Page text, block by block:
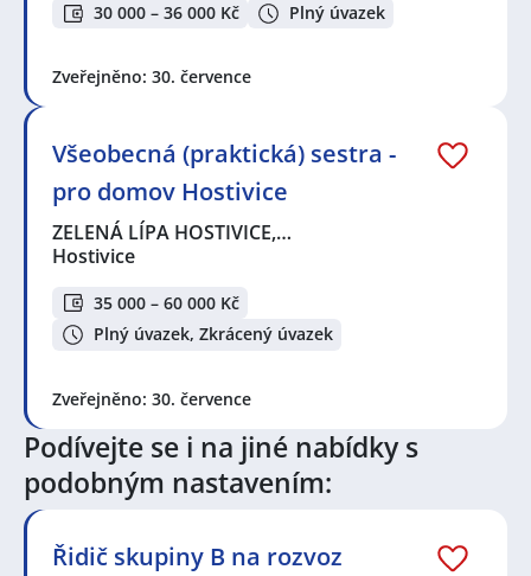
30 000 – 36 000 Kč Plný úvazek
Zveřejněno: 30. července
Všeobecná (praktická) sestra -
pro domov Hostivice
ZELENÁ LÍPA HOSTIVICE,…
Hostivice
35 000 – 60 000 Kč
Plný úvazek, Zkrácený úvazek
Zveřejněno: 30. července
Podívejte se i na jiné nabídky s
podobným nastavením:
Řidič skupiny B na rozvoz